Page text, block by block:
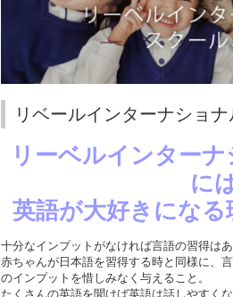
リベールインターナショ
リーベルインター
に
英語が大好きになる
十分なインプットがなければ言語の習得はあ
赤ちゃんが日本語を習得する時と同様に、
のインプットを惜しみなく与えること。
たくさんの英語を聞けば英語は話しやすく